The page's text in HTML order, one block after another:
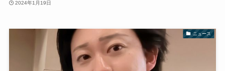
2024年1月19日
ニュース